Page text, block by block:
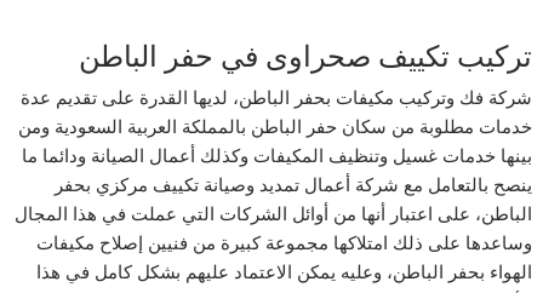
تركيب تكييف صحراوى في حفر الباطن
شركة فك وتركيب مكيفات بحفر الباطن، لديها القدرة على تقديم عدة
خدمات مطلوبة من سكان حفر الباطن بالمملكة العربية السعودية ومن
بينها خدمات غسيل وتنظيف المكيفات وكذلك أعمال الصيانة ودائما ما
ينصح بالتعامل مع شركة أعمال تمديد وصيانة تكييف مركزي بحفر
الباطن، على اعتبار أنها من أوائل الشركات التي عملت في هذا المجال
وساعدها على ذلك امتلاكها مجموعة كبيرة من فنيين إصلاح مكيفات
الهواء بحفر الباطن، وعليه يمكن الاعتماد عليهم بشكل كامل في هذا